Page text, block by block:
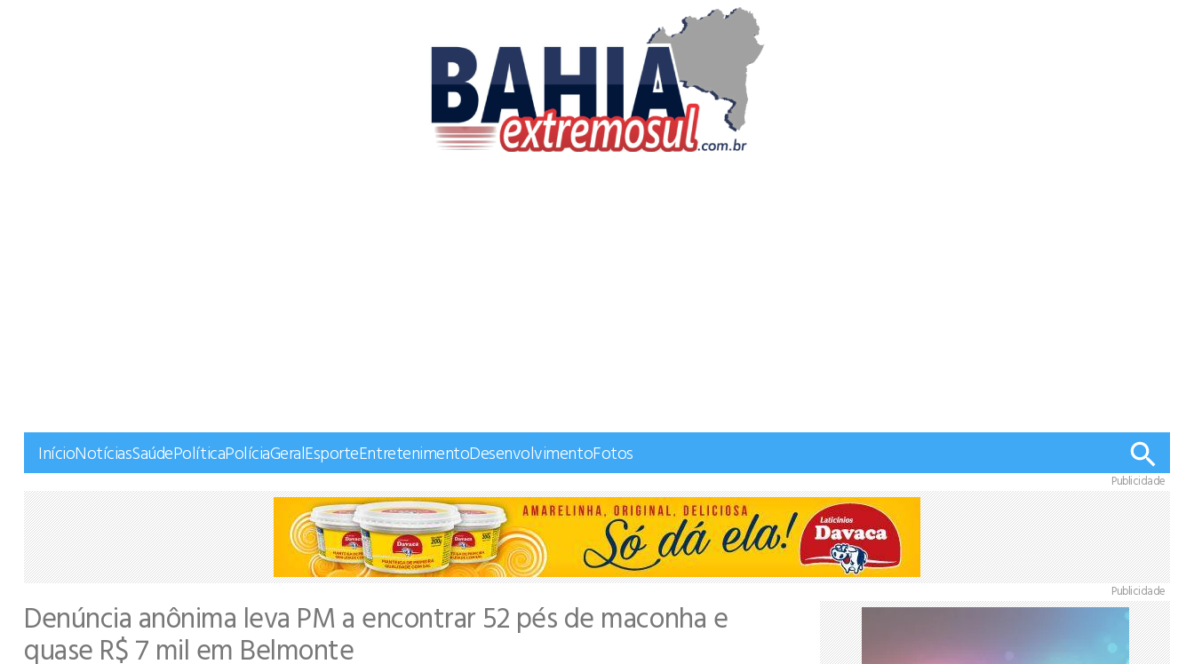
InícioNotíciasSaúdePolíticaPolíciaGeralEsporteEntretenimentoDesenvolvimentoFotos
Publicidade
Denúncia anônima leva PM a encontrar 52 pés de maconha e
quase R$ 7 mil em Belmonte
Publicidade